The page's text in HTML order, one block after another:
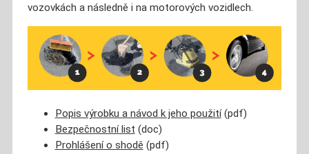
vozovkách a následně i na motorových vozidlech.
Popis výrobku a návod k jeho použití(pdf)
Bezpečnostní list (doc)
Prohlášení o shodě (pdf)